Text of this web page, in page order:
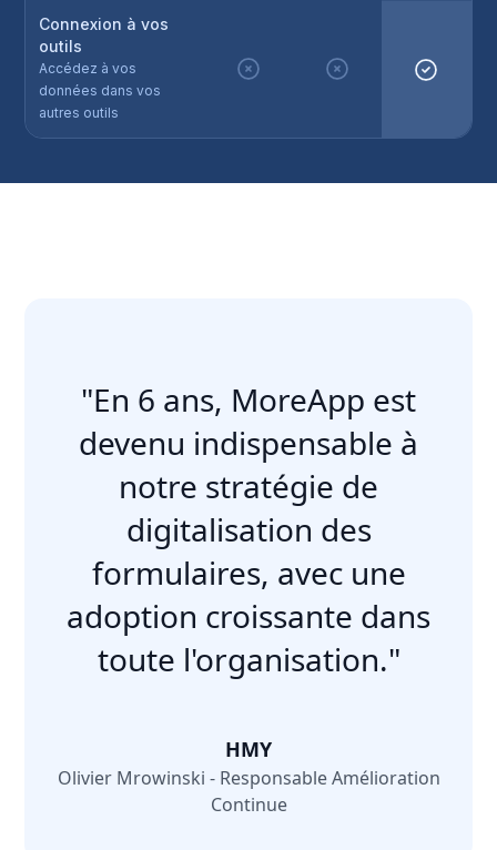
Connexion à vos
outils
Accédez à vos
données dans vos
autres outils
"En 6 ans, MoreApp est
devenu indispensable à
notre stratégie de
digitalisation des
formulaires, avec une
adoption croissante dans
toute l'organisation."
HMY
Olivier Mrowinski - Responsable Amélioration
Continue